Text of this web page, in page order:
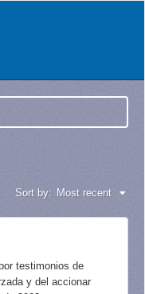
Sort by: Most recent
testimonios de
y del accionar